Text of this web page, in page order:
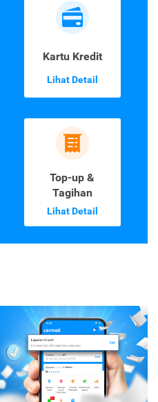
Kartu Kredit
Lihat Detail
Top-up &
Tagihan
Lihat Detail